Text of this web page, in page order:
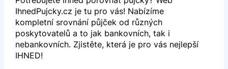
IhnedPujcky.cz je tu pro vás! Nabízíme
kompletní srovnání půjček od různých
poskytovatelů a to jak bankovních, tak i
nebankovních. Zjistěte, která je pro vás nejlepší
IHNED!